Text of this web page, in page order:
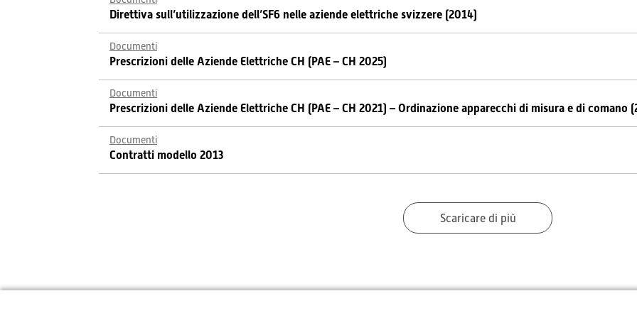
Direttiva sull’utilizzazione dell’SF6 nelle aziende elettriche svizzere (2014)
Documenti
Prescrizioni delle Aziende Elettriche CH (PAE – CH 2025)
Documenti
Prescrizioni delle Aziende Elettriche CH (PAE – CH 2021) – Ordinazione apparecchi di misura e di comano
Documenti
Contratti modello 2013
Scaricare di più